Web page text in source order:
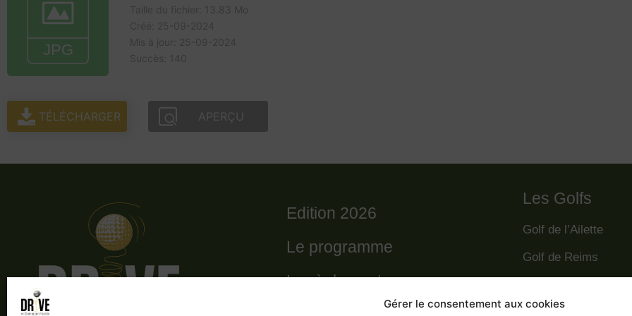
Gérer le consentement aux cookies
TÉLÉCHARGER APERÇU
Edition 2026
Le programme
Le règlement
Les Golfs
Golf de l’Ailette
Golf de Reims
Golf des Poursaudes